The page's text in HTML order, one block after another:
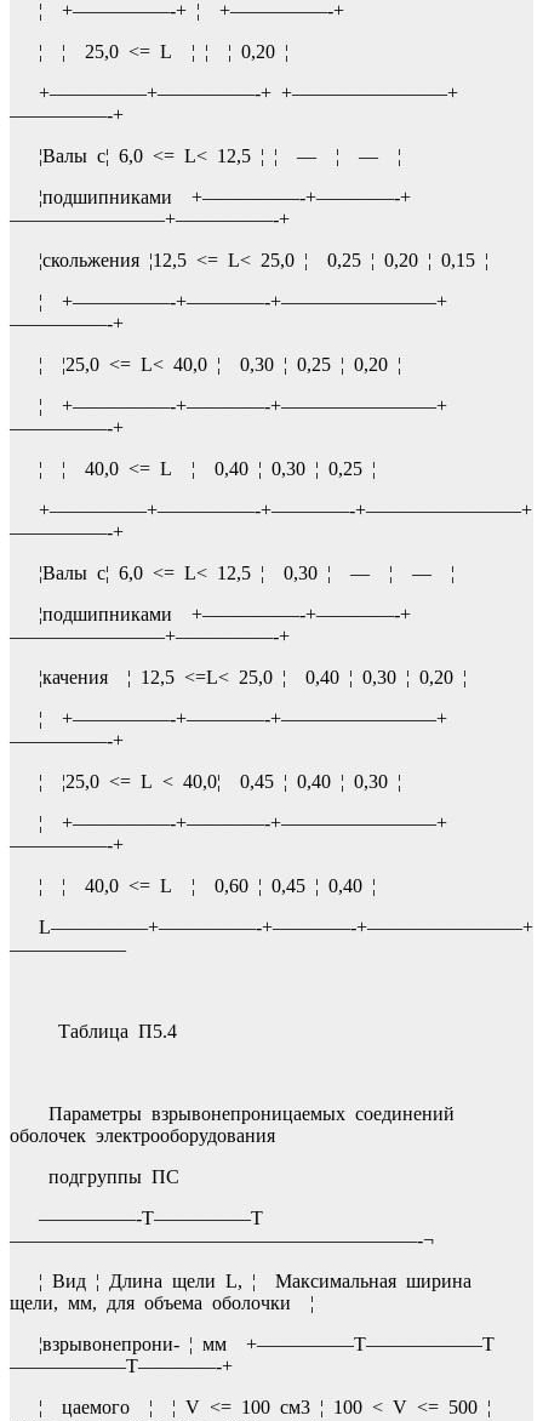
¦ +—————-+ ¦ +—————-+
¦ ¦ 25,0 <= L ¦ ¦ ¦ 0,20 ¦
+—————+—————-+ +————————+
—————-+
¦Валы с¦ 6,0 <= L< 12,5 ¦ ¦ — ¦ — ¦
¦подшипниками +—————-+————-+
————————+—————-+
¦скольжения ¦12,5 <= L< 25,0 ¦ 0,25 ¦ 0,20 ¦ 0,15 ¦
¦ +—————-+————-+————————+
—————-+
¦ ¦25,0 <= L< 40,0 ¦ 0,30 ¦ 0,25 ¦ 0,20 ¦
¦ +—————-+————-+————————+
—————-+
¦ ¦ 40,0 <= L ¦ 0,40 ¦ 0,30 ¦ 0,25 ¦
+—————+—————-+————-+————————+
—————-+
¦Валы с¦ 6,0 <= L< 12,5 ¦ 0,30 ¦ — ¦ — ¦
¦подшипниками +—————-+————-+
————————+—————-+
¦качения ¦ 12,5 <=L< 25,0 ¦ 0,40 ¦ 0,30 ¦ 0,20 ¦
¦ +—————-+————-+————————+
—————-+
¦ ¦25,0 <= L < 40,0¦ 0,45 ¦ 0,40 ¦ 0,30 ¦
¦ +—————-+————-+————————+
—————-+
¦ ¦ 40,0 <= L ¦ 0,60 ¦ 0,45 ¦ 0,40 ¦
L—————+—————-+————-+————————+
——————
Таблица П5.4
Параметры взрывонепроницаемых соединений
оболочек электрооборудования
подгруппы ПС
—————-T—————T
—————————————————————-¬
¦ Вид ¦ Длина щели L, ¦ Максимальная ширина
щели, мм, для объема оболочки ¦
¦взрывонепрони- ¦ мм +—————T——————T
——————T————-+
¦ цаемого ¦ ¦ V <= 100 см3 ¦ 100 < V <= 500 ¦